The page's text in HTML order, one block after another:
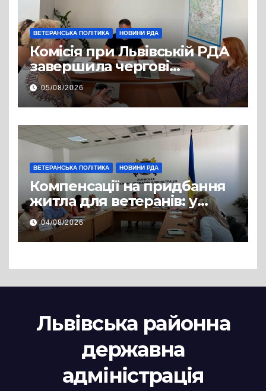
ВЕТЕРАНСЬКА ПОЛІТИКА НОВИНИ РДА
Комісія при Львівській РДА
завершила чергові
співбесіди та
рекомендувала кандидатів
на посади фахівців із
супроводу
05/08/2026
ВЕТЕРАНСЬКА ПОЛІТИКА НОВИНИ РДА
Компенсації на придбання
житла для ветеранів: у
Львівській РДА розглянули
нові заяви
04/08/2026
Львівська районна
державна
адміністрація